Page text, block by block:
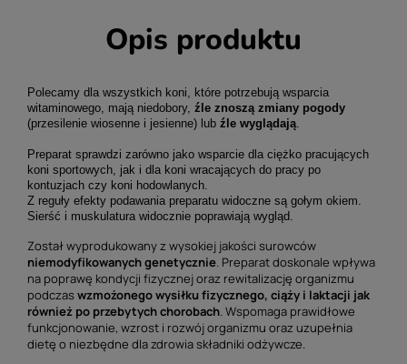
Opis produktu
Polecamy dla wszystkich koni, które potrzebują wsparcia
witaminowego, mają niedobory, źle znoszą zmiany pogody
(przesilenie wiosenne i jesienne) lub źle wyglądają
Preparat sprawdzi zarówno jako wsparcie dla ciężko pracujących
koni sportowych, jak i dla koni wracających do pracy po
kontuzjach czy koni hodowlanych.
Z reguły efekty podawania preparatu widoczne są gołym okiem.
Sierść i muskulatura widocznie poprawiają wygląd.
Został wyprodukowany z wysokiej jakości surowców
niemodyfikowanych genetycznie. Preparat doskonale wpływa
na poprawę kondycji fizycznej oraz rewitalizację organizmu
podczaswzmożonego wysiłku fizycznego, ciąży i laktacji jak
również po przebytych chorobach. Wspomaga prawidłowe
funkcjonowanie, wzrost i rozwój organizmu oraz uzupełnia
dietę o niezbędne dla zdrowia składniki odżywcze.